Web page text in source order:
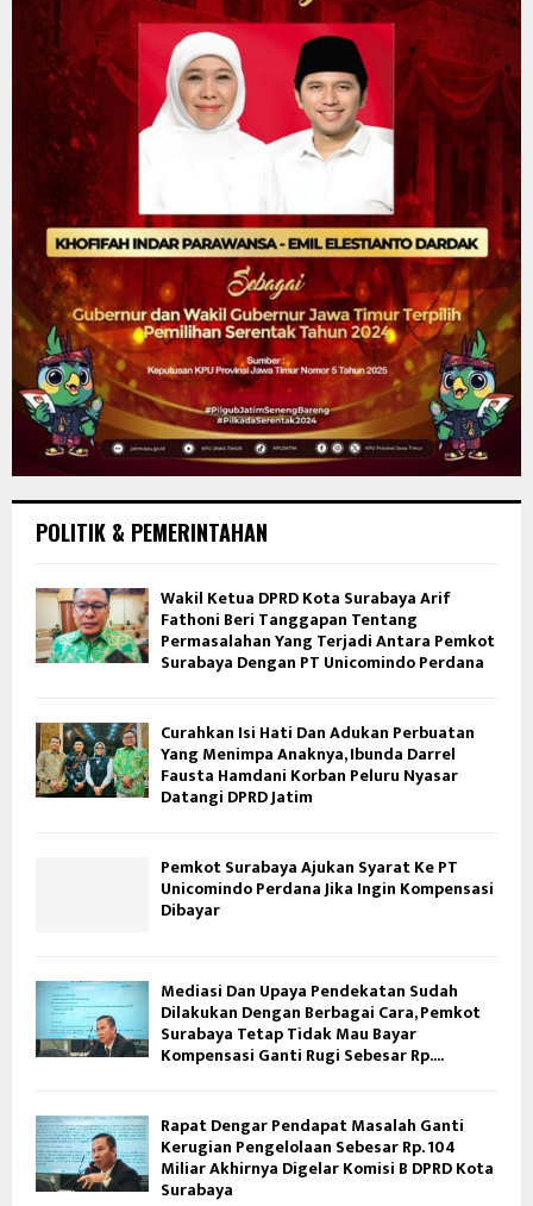
POLITIK & PEMERINTAHAN
Wakil Ketua DPRD Kota Surabaya Arif
Fathoni Beri Tanggapan Tentang
Permasalahan Yang Terjadi Antara Pemkot
Surabaya Dengan PT Unicomindo Perdana
Curahkan Isi Hati Dan Adukan Perbuatan
Yang Menimpa Anaknya, Ibunda Darrel
Fausta Hamdani Korban Peluru Nyasar
Datangi DPRD Jatim
Pemkot Surabaya Ajukan Syarat Ke PT
Unicomindo Perdana Jika Ingin Kompensasi
Dibayar
Mediasi Dan Upaya Pendekatan Sudah
Dilakukan Dengan Berbagai Cara, Pemkot
Surabaya Tetap Tidak Mau Bayar
Kompensasi Ganti Rugi Sebesar Rp....
Rapat Dengar Pendapat Masalah Ganti
Kerugian Pengelolaan Sebesar Rp. 104
Miliar Akhirnya Digelar Komisi B DPRD Kota
Surabaya